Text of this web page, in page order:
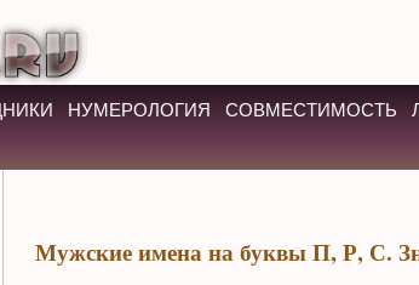
НУМЕРОЛОГИЯ СОВМЕСТИМОСТЬ
Мужские имена на буквы П, Р, С.